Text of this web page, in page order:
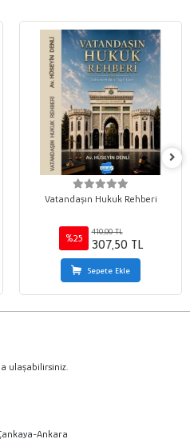
Vatandaşın Hukuk Rehberi
%25
410,00 TL
307,50 TL
Sepete Ekle
ulaşabilirsiniz.
Ankara